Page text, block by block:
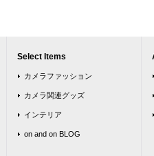
Select Items
カメラファッション
カメラ関連グッズ
インテリア
on and on BLOG